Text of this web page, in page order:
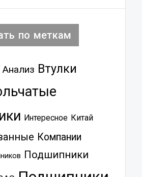
по меткам
Анализ Втулки
Интересное Китай
Компании
Подшипники